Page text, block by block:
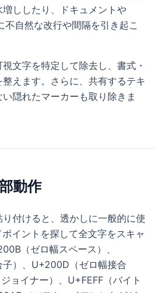
ししたり、ドキュメントや
不自然な改行や間隔を引き起こ
文字を特定して除去し、書式・
えます。さらに、共有するテキ
隠れたマーカーも取り除きま
動作
付けると、透かしに一般的に使
イントを探して全文字をスキャ
（ゼロ幅スペース）、
）、U+200D（ゼロ幅接合
ョイナー）、U+FEFF（バイト